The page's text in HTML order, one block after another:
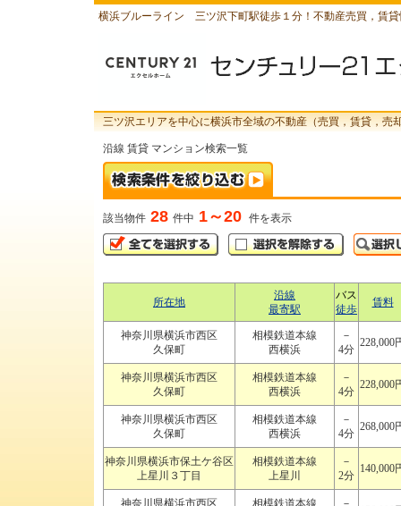
横浜ブルーライン 三ツ沢下町駅徒歩１分！不動産売買，賃
三ツ沢エリアを中心に横浜市全域の不動産（売買，賃貸，
沿線 賃貸 マンション検索一覧
該当物件 28 件中 1～20 件を表示
所在地
沿線
最寄駅
バス
徒歩
賃料
神奈川県横浜市西区
久保町
相模鉄道本線
西横浜
－
4分
228,000
神奈川県横浜市西区
久保町
相模鉄道本線
西横浜
－
4分
228,000
神奈川県横浜市西区
久保町
相模鉄道本線
西横浜
－
4分
268,000
神奈川県横浜市保土ケ谷区
上星川３丁目
相模鉄道本線
上星川
－
2分
140,000
神奈川県横浜市西区
相模鉄道本線
－